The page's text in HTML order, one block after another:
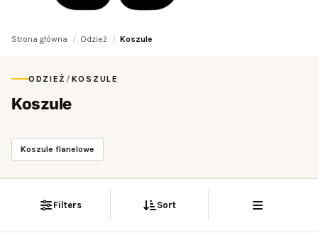
Strona główna Odzież Koszule
ODZIEŻ / KOSZULE
Koszule
Koszule flanelowe
Filters Sort